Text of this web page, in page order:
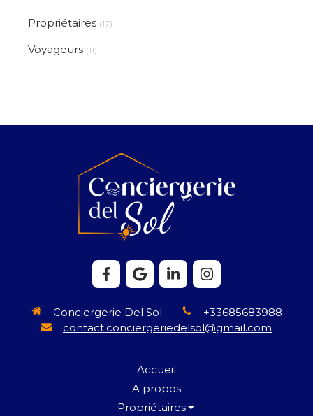
Propriétaires (17)
Voyageurs (11)
Conciergerie Del Sol
+33685683988
contact.conciergeriedelsol@gmail.com
Accueil
A propos
Propriétaires